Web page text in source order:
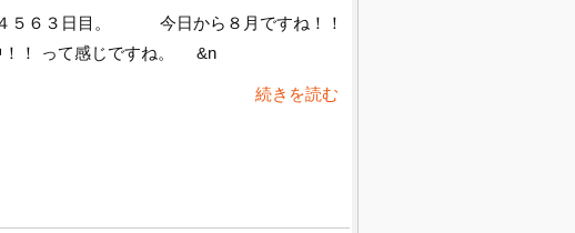
５６３日目。 今日から８月ですね！！
！！ って感じですね。 &n
続きを読む